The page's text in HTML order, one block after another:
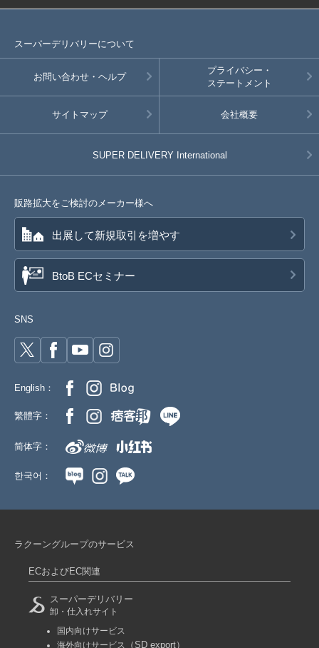
スーパーデリバリーについて
お問い合わせ・ヘルプ
プライバシー・
ステートメント
サイトマップ 会社概要
SUPER DELIVERY International
販路拡大をご検討のメーカー様へ
出展して新規取引を増やす
BtoB ECセミナー
SNS
English：
繁體字：
简体字：
한국어：
ラクーングループのサービス
ECおよびEC関連
スーパーデリバリー
卸・仕入れサイト
国内向けサービス
海外向けサービス
（SD export）